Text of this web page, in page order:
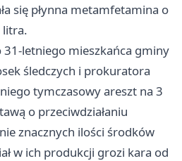
się płynna metamfetamina o
litra.
mieszkańca gminy
śledczych i prokuratora
tymczasowy areszt na 3
o przeciwdziałaniu
znacznych ilości środków
w ich produkcji grozi kara od